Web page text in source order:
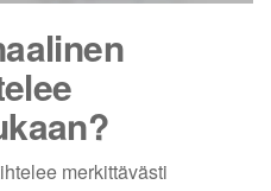
merkittävästi